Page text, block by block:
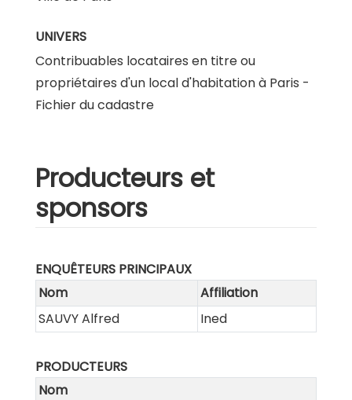
UNIVERS
Contribuables locataires en titre ou
propriétaires d'un local d'habitation à Paris -
Fichier du cadastre
Producteurs et
sponsors
ENQUÊTEURS PRINCIPAUX
Nom
Affiliation
SAUVY Alfred
Ined
PRODUCTEURS
Nom